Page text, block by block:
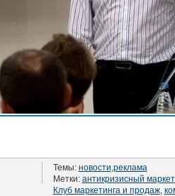
Темы: новости,реклама
Метки: антикризисный
Клуб маркетинга и продаж,